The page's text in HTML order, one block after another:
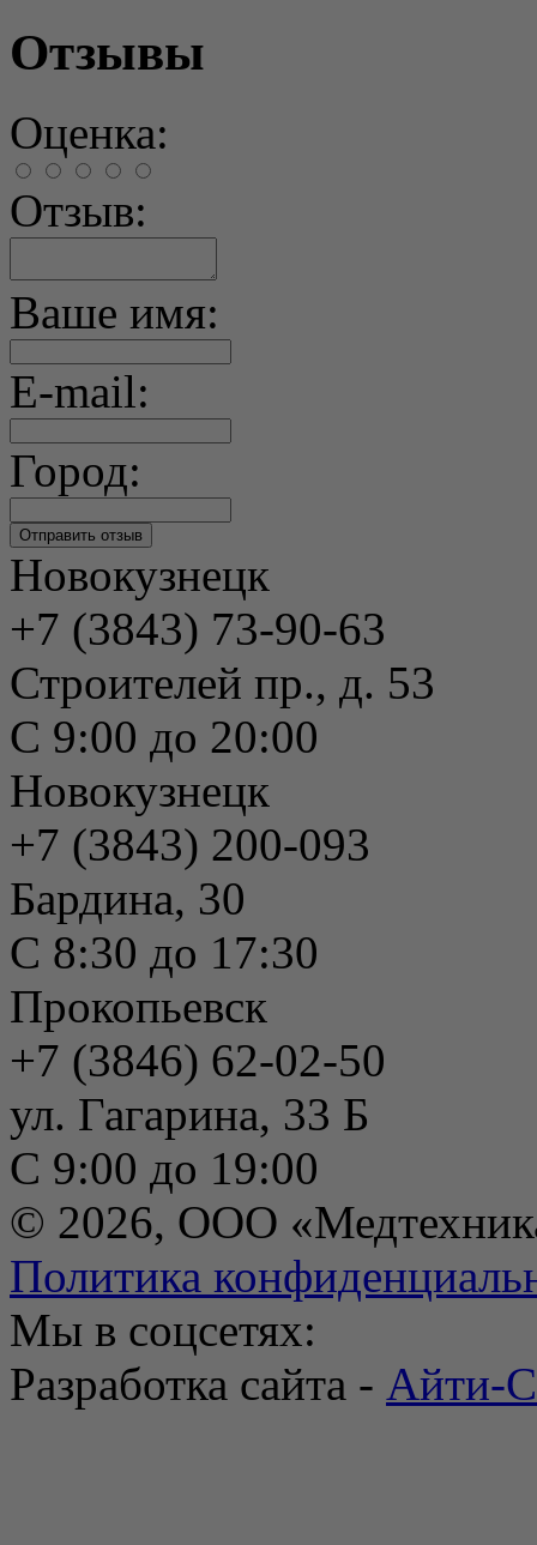
Отзывы
Оценка:
Отзыв:
Ваше имя:
E-mail:
Город:
Новокузнецк
+7 (3843) 73-90-63
Строителей пр., д. 53
С 9:00 до 20:00
Новокузнецк
+7 (3843) 200-093
Бардина, 30
С 8:30 до 17:30
Прокопьевск
+7 (3846) 62-02-50
ул. Гагарина, 33 Б
С 9:00 до 19:00
© 2026, ООО
Политика
Мы в соцсетях:
Разработка сайта - Айти-